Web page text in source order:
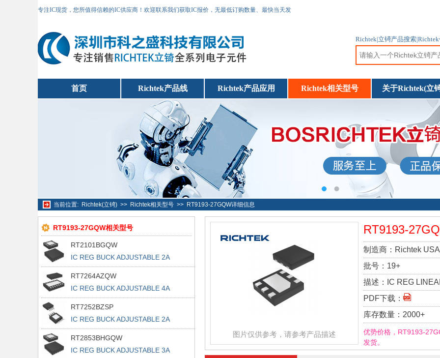
专注IC现货，您所值得信赖的IC供应商！欢迎联系我们获取IC报价，无最低订购数量、最快当天发
Richtek|立锜产品搜索
首页 Richtek产品线 Richtek产品应用 Richtek相关型号 关于Richtek(立
当前位置: Richtek(立锜) >> Richtek相关型号 >> RT9193-27GQW详细信息
RT9193-27GQW相关型号
RT2101BGQW
IC REG BUCK ADJUSTABLE 2A
16WQFN
RT7264AZQW
IC REG BUCK ADJUSTABLE 4A
14WDFN
RT7252BZSP
IC REG BUCK ADJUSTABLE 2A
8SOP
RT2853BHGQW
IC REG BUCK ADJUSTABLE 3A
图片仅供参考，请参考产品描述
RT9193-
制造商： Richtek
批号： 19+
描述：
IC REG
PDF下载：
库存数量： 2000+
优势价格，RT9193-
发货。